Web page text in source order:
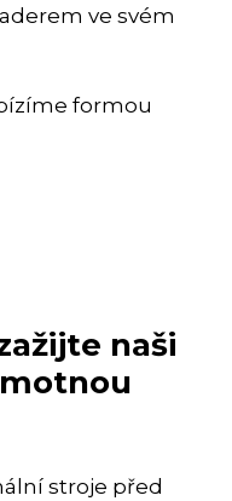
ve svém
formou
naši
stroje před